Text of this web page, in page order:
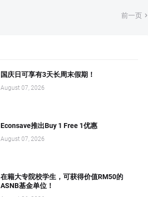
前一页
国庆日可享有3天长周末假期！
August 07, 2026
Econsave推出Buy 1 Free 1优惠
August 07, 2026
在籍大专院校学生，可获得价值RM50的
ASNB基金单位！